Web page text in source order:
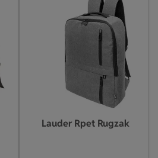
Lauder Rpet Rugzak